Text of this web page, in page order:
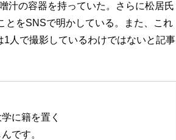
汁の容器を持っていた。さらに松居氏
とをSNSで明かしている。また、これ
人で撮影しているわけではないと記事
に籍を置く
です。